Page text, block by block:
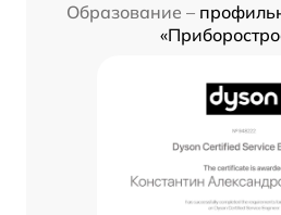
Образование –